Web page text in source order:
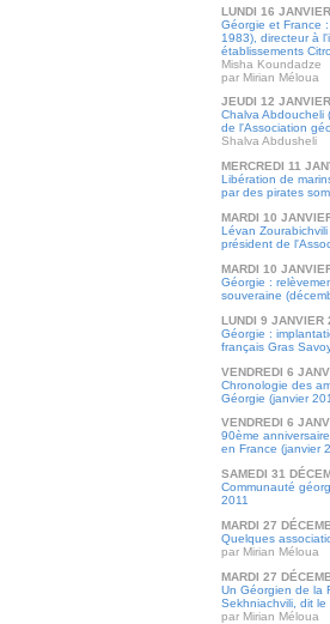
LUNDI 16
Géorgie et France
1983), directeur à
établissements
Misha Koundadze
par Mirian Méloua
JEUDI 12
Chalva Abdoucheli
de l'Association
Shalva Abdusheli
MERCREDI 11
Libération de
par des pirates
MARDI 10
Lévan
président de
MARDI 10
Géorgie :
souveraine
LUNDI 9 JANVIER
Géorgie :
français Gras
VENDREDI 6
Chronologie des
Géorgie (janvier
VENDREDI 6
90ème
en France (janvier
SAMEDI 31
Communauté
2011
MARDI 27
Quelques
par Mirian Méloua
MARDI 27
Un Géorgien de la
Sekhniachvili, dit
par Mirian Méloua